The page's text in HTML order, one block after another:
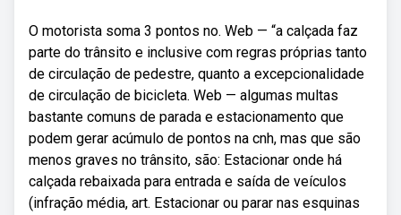
O motorista soma 3 pontos no. Web — “a calçada faz
parte do trânsito e inclusive com regras próprias tanto
de circulação de pedestre, quanto a excepcionalidade
de circulação de bicicleta. Web — algumas multas
bastante comuns de parada e estacionamento que
podem gerar acúmulo de pontos na cnh, mas que são
menos graves no trânsito, são: Estacionar onde há
calçada rebaixada para entrada e saída de veículos
(infração média, art. Estacionar ou parar nas esquinas